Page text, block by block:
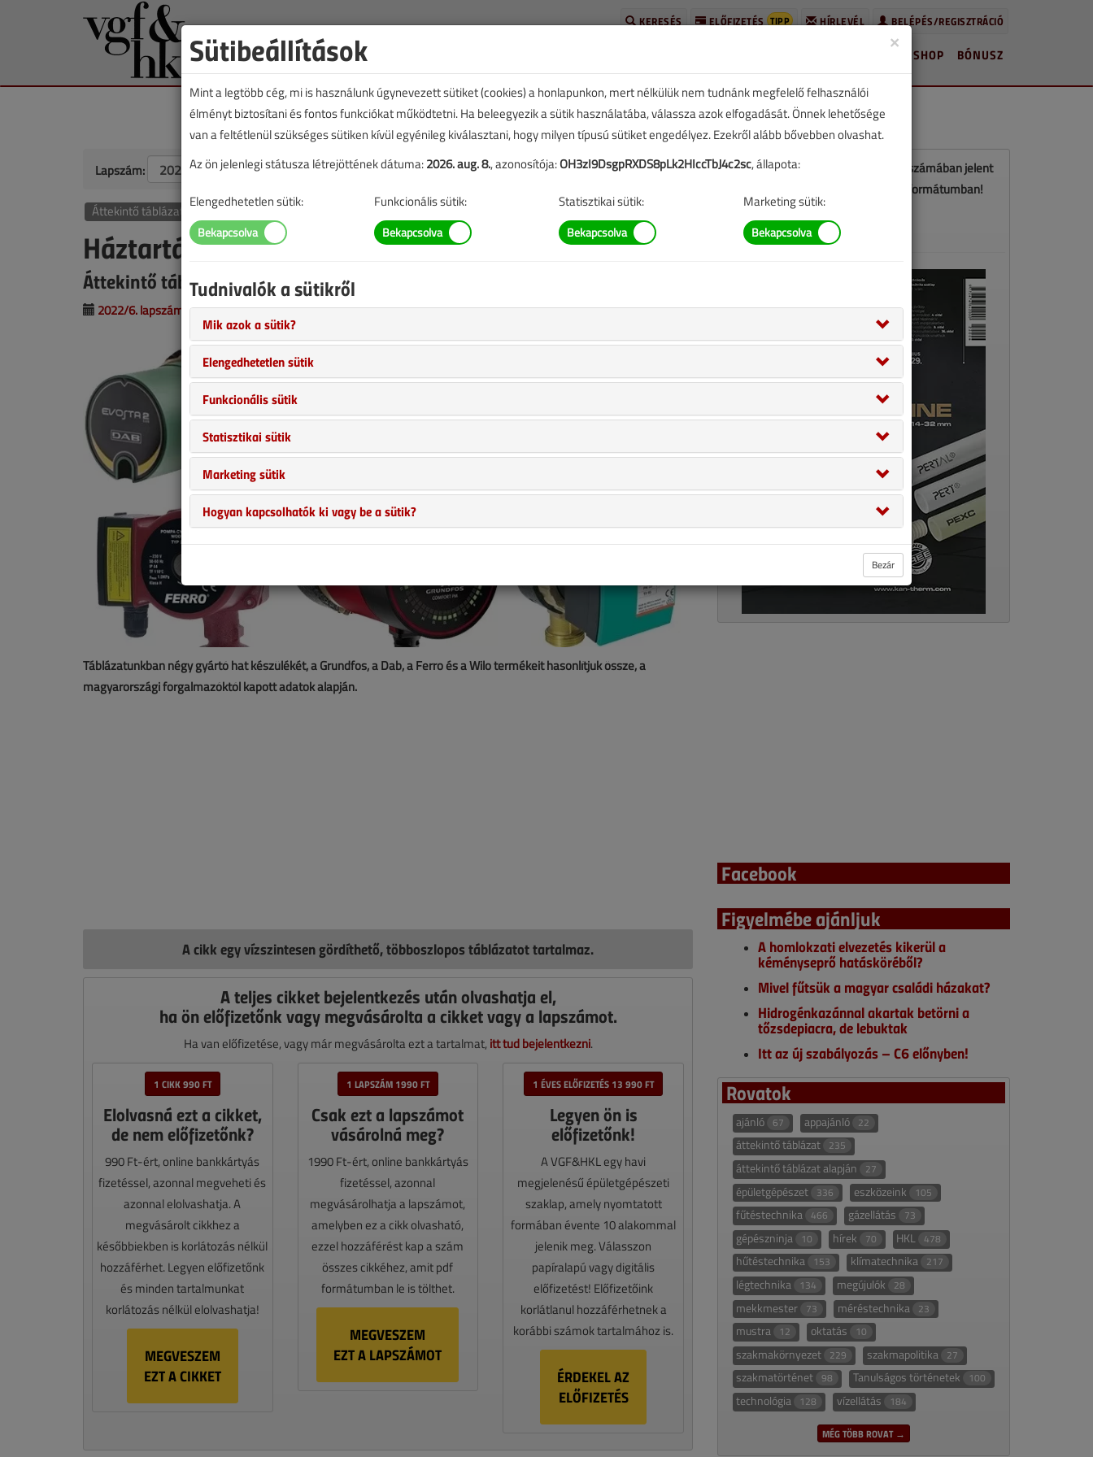
BELÉPÉS/REGISZTRÁCIÓ
HÍRLEVÉL
ELŐFIZETÉS TIPP
KERESÉS
BÓNUSZ
SHOP
Lapszám: TARTALOM
Áttekintő táblázat
Háztartási HMV cirkulációs szivattyúk
Áttekintő táblázat
2022/6. lapszám | VGF&HKL online | 1333 |
Táblázatunkban négy gyártó hat készülékét, a Grundfos, a Dab, a Ferro és a Wilo termékeit hasonlítjuk össze, a
magyarországi forgalmazóktól kapott adatok alapján.
A cikk egy vízszintesen gördíthető, többoszlopos táblázatot tartalmaz.
A teljes cikket bejelentkezés után olvashatja el,
ha ön előfizetőnk vagy megvásárolta a cikket vagy a lapszámot.
Ha van előfizetése, vagy már megvásárolta ezt a tartalmat, itt tud bejelentkezni.
1 CIKK 990 FT
Elolvasná ezt a cikket,
de nem előfizetőnk?
990 Ft-ért, online bankkártyás
fizetéssel, azonnal megveheti és
azonnal elolvashatja. A
megvásárolt cikkhez a
későbbiekben is korlátozás nélkül
hozzáférhet. Legyen előfizetőnk
és minden tartalmunkat
korlátozás nélkül elolvashatja!
MEGVESZEM
EZT A CIKKET
1 LAPSZÁM 1990 FT
Csak ezt a lapszámot
vásárolná meg?
1990 Ft-ért, online bankkártyás
fizetéssel, azonnal
megvásárolhatja a lapszámot,
amelyben ez a cikk olvasható,
ezzel hozzáférést kap a szám
összes cikkéhez, amit pdf
formátumban le is tölthet.
MEGVESZEM
EZT A LAPSZÁMOT
1 ÉVES ELŐFIZETÉS 13 990 FT
Legyen ön is
előfizetőnk!
A VGF&HKL egy havi
megjelenésű épületgépészeti
szaklap, amely nyomtatott
formában évente 10 alakommal
jelenik meg. Válasszon
papíralapú vagy digitális
előfizetést! Előfizetőink
korlátlanul hozzáférhetnek a
korábbi számok tartalmához is.
ÉRDEKEL AZ
ELŐFIZETÉS
Ez a cikk a VGF&HKL 2022. júniusi számában jelent
meg. Töltse le a lapszámot PDF formátumban!
Facebook
Figyelmébe ajánljuk
A homlokzati elvezetés kikerül a
kéményseprő hatásköréből?
Mivel fűtsük a magyar családi házakat?
Hidrogénkazánnal akartak betörni a
tőzsdepiacra, de lebuktak
Itt az új szabályozás – C6 előnyben!
Rovatok
ajánló 67 appajánló 22
áttekintő táblázat 235
áttekintő táblázat alapján 27
épületgépészet 336 eszközeink 105
fűtéstechnika 466 gázellátás 73
gépészninja 10 hírek 70 HKL 478
hűtéstechnika 153 klímatechnika 217
légtechnika 134 megújulók 28
mekkmester 73 méréstechnika 23
mustra 12 oktatás 10
szakmakörnyezet 229 szakmapolitika 27
szakmatörténet 98 Tanulságos történetek 100
technológia 128 vízellátás 184
MÉG TÖBB ROVAT →
×
Sütibeállítások
Mint a legtöbb cég, mi is használunk úgynevezett sütiket (cookies) a honlapunkon, mert nélkülük nem tudnánk megfelelő felhasználói
élményt biztosítani és fontos funkciókat működtetni. Ha beleegyezik a sütik használatába, válassza azok elfogadását. Önnek lehetősége
van a feltétlenül szükséges sütiken kívül egyénileg kiválasztani, hogy milyen típusú sütiket engedélyez. Ezekről alább bővebben olvashat.
Az ön jelenlegi státusza létrejöttének dátuma:2026. aug. 8., azonosítója:OH3zI9DsgpRXDS8pLk2HIccTbJ4c2sc, állapota:
Elengedhetetlen sütik: Funkcionális sütik: Statisztikai sütik: Marketing sütik:
Tudnivalók a sütikről
Mik azok a sütik?
Elengedhetetlen sütik
Funkcionális sütik
Statisztikai sütik
Marketing sütik
Hogyan kapcsolhatók ki vagy be a sütik?
Bezár